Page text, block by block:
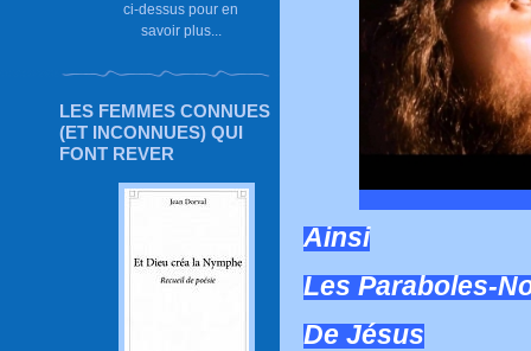
ci-dessus pour en
savoir plus...
LES FEMMES CONNUES
(ET INCONNUES) QUI
FONT REVER
Ainsi
Les Paraboles-
De Jésus